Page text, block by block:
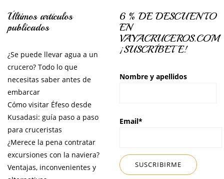
Últimos artículos
publicados
¿Se puede llevar agua a un
crucero? Todo lo que
necesitas saber antes de
embarcar
Cómo visitar Éfeso desde
Kusadasi: guía paso a paso
para cruceristas
¿Merece la pena contratar
excursiones con la naviera?
Ventajas, inconvenientes y
6 % DE DESCUENTO
EN
VAYACRUCEROS.COM
¡SUSCRÍBETE!
Nombre y apellidos
Email*